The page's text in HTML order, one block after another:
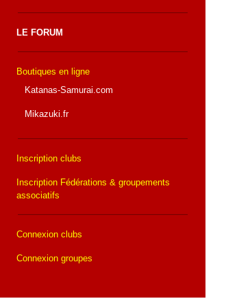
LE FORUM
Boutiques en ligne
Katanas-Samurai.com
Mikazuki.fr
Inscription clubs
Inscription Fédérations & groupements
associatifs
Connexion clubs
Connexion groupes